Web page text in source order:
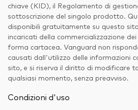
chiave (KID), il Regolamento di
sottoscrizione del singolo prodotto.
disponibili gratuitamente su questo
incaricati della commercializzazione
forma cartacea. Vanguard non
causati dall'utilizzo delle informazioni
sito, e si riserva il diritto di modificare
qualsiasi momento, senza preavviso.
Condizioni d'uso